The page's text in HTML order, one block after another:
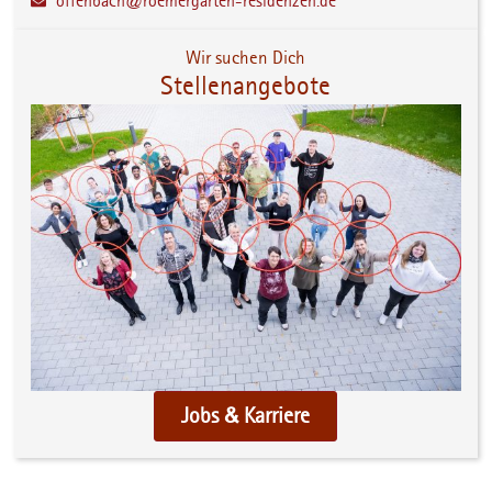
Wir suchen Dich
Stellenangebote
Jobs & Karriere